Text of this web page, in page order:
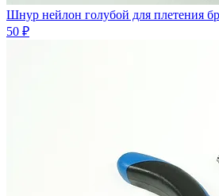
Шнур нейлон голубой для плетения
50 ₽